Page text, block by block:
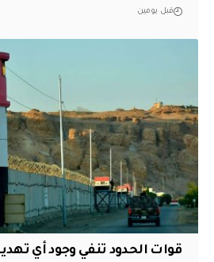
قبل يومين
قوات الحدود تنفي وجود أي